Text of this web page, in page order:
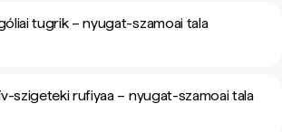
tugrik – nyugat-szamoai tala
szigeteki rufiyaa – nyugat-szamoai tala